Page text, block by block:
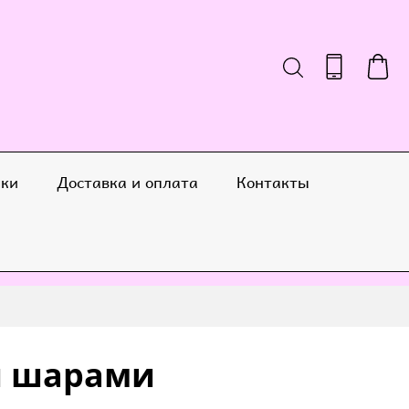
Доставка и оплата Контакты
шарами